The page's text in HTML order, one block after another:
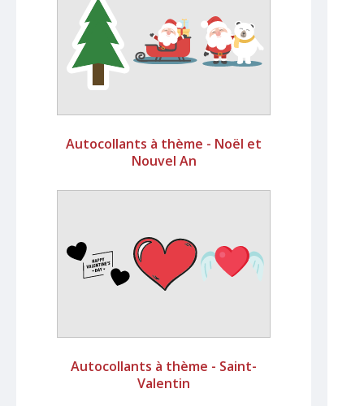
Autocollants à thème - Noël et
Nouvel An
Autocollants à thème - Saint-
Valentin